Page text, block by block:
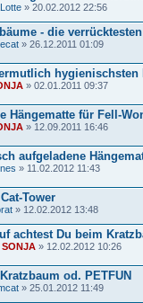
» 20.02.2012 22:56
- die
» 26.12.2011 01:09
hygienischsten
» 02.01.2011 09:37
Hängematte für Fell-
» 12.09.2011 16:46
aufgeladene
» 11.02.2012 11:43
Tower
» 12.02.2012 13:48
achtest Du beim
SONJA » 12.02.2012 10:26
od. PETFUN
» 25.01.2012 11:49